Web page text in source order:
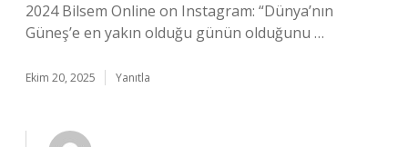
2024 Bilsem Online on Instagram: “Dünya’nın
Güneş’e en yakın olduğu günün olduğunu …
Ekim 20, 2025 Yanıtla